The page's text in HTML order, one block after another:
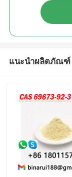
แนะนำผลิตภัณฑ์